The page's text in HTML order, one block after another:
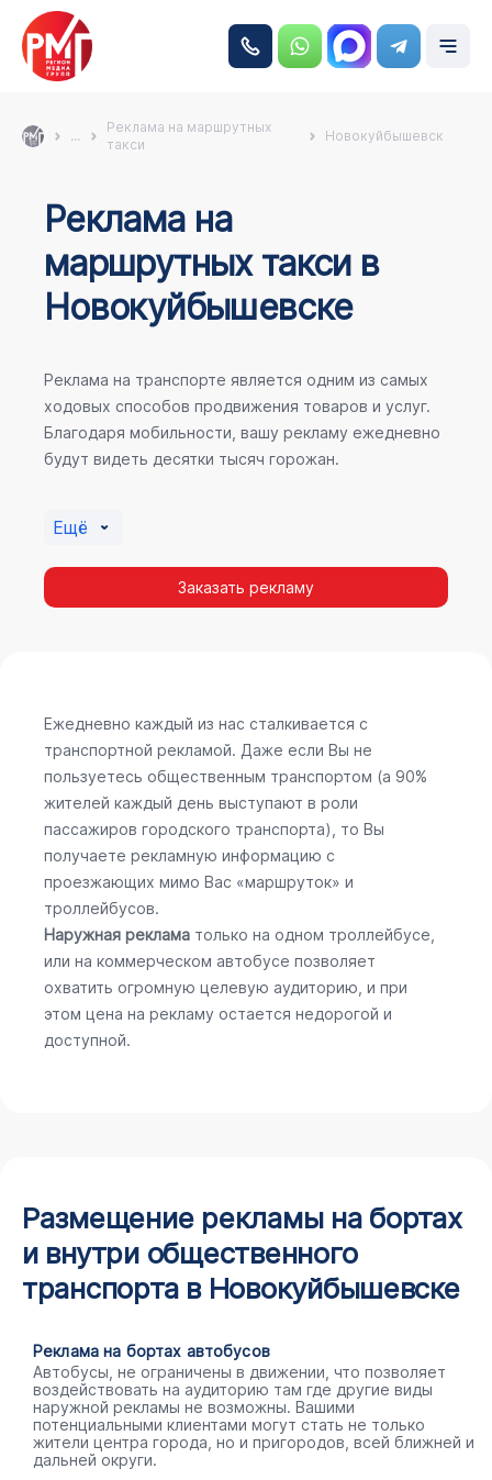
...
Реклама на маршрутных
такси
Новокуйбышевск
Реклама на
маршрутных такси в
Новокуйбышевске
Реклама на транспорте является одним из самых
ходовых способов продвижения товаров и услуг.
Благодаря мобильности, вашу рекламу ежедневно
будут видеть десятки тысяч горожан.
Ещё
Заказать рекламу
Ежедневно каждый из нас сталкивается с
транспортной рекламой. Даже если Вы не
пользуетесь общественным транспортом (а 90%
жителей каждый день выступают в роли
пассажиров городского транспорта), то Вы
получаете рекламную информацию с
проезжающих мимо Вас «маршруток» и
троллейбусов.
Наружная реклама только на одном троллейбусе,
или на коммерческом автобусе позволяет
охватить огромную целевую аудиторию, и при
этом цена на рекламу остается недорогой и
доступной.
Размещение рекламы на бортах
и внутри общественного
транспорта в Новокуйбышевске
Реклама на бортах автобусов
Автобусы, не ограничены в движении, что позволяет
воздействовать на аудиторию там где другие виды
наружной рекламы не возможны. Вашими
потенциальными клиентами могут стать не только
жители центра города, но и пригородов, всей ближней и
дальней округи.